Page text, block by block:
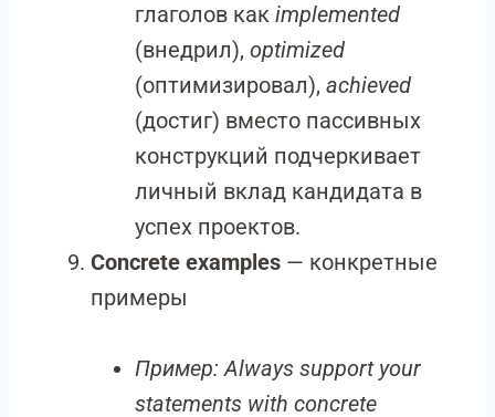
глаголов как implemented
(внедрил), optimized
(оптимизировал), achieved
(достиг) вместо пассивных
конструкций подчеркивает
личный вклад кандидата в
успех проектов.
Concrete examples — конкретные
примеры
Пример: Always support your
statements with concrete